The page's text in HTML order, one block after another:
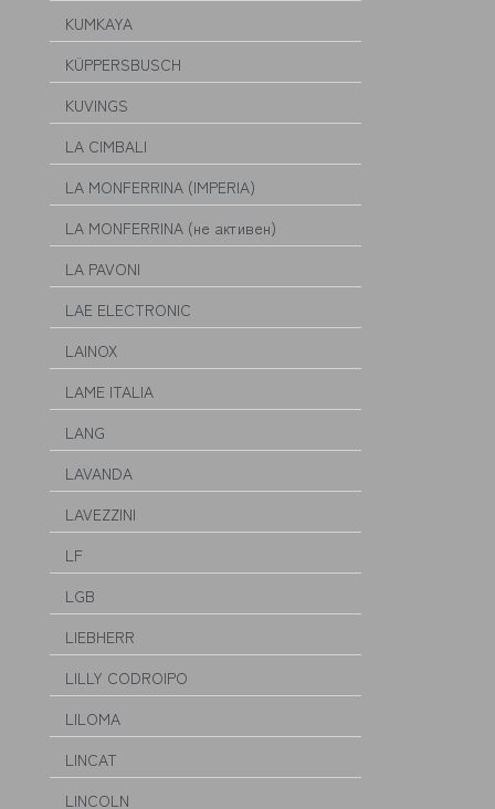
KUMKAYA
KÜPPERSBUSCH
KUVINGS
LA CIMBALI
LA MONFERRINA (IMPERIA)
LA MONFERRINA (не активен)
LA PAVONI
LAE ELECTRONIC
LAINOX
LAME ITALIA
LANG
LAVANDA
LAVEZZINI
LF
LGB
LIEBHERR
LILLY CODROIPO
LILOMA
LINCAT
LINCOLN